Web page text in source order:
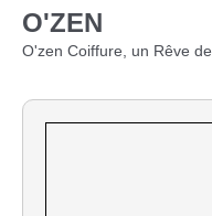
O'ZEN
O'zen Coiffure, un Rêve